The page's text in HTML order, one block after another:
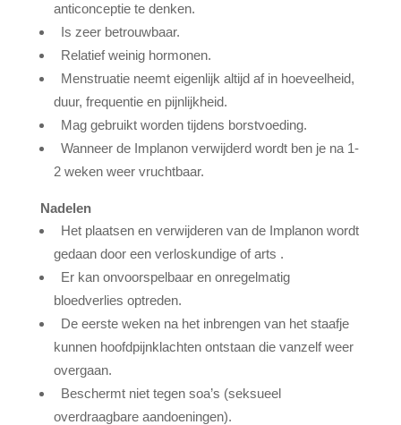
anticonceptie te denken.
Is zeer betrouwbaar.
Relatief weinig hormonen.
Menstruatie neemt eigenlijk altijd af in hoeveelheid,
duur, frequentie en pijnlijkheid.
Mag gebruikt worden tijdens borstvoeding.
Wanneer de Implanon verwijderd wordt ben je na 1-
2 weken weer vruchtbaar.
Nadelen
Het plaatsen en verwijderen van de Implanon wordt
gedaan door een verloskundige of arts .
Er kan onvoorspelbaar en onregelmatig
bloedverlies optreden.
De eerste weken na het inbrengen van het staafje
kunnen hoofdpijnklachten ontstaan die vanzelf weer
overgaan.
Beschermt niet tegen soa’s (seksueel
overdraagbare aandoeningen).